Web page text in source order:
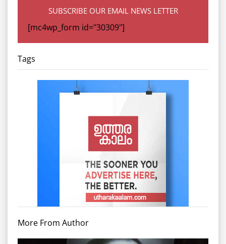
SUBSCRIBE OUR EMAIL NEWS LETTER
[mc4wp_form id="30309"]
Tags
More From Author